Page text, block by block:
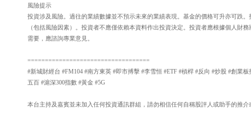
風險提示
投資涉及風險。過往的業績數據並不預示未來的業績表現。基金的價格可升亦可跌
（包括風險因素）。投資者不應僅依賴本資料作出投資決定。投資者應根據個人財
需要，應諮詢專業意見。
===================================
#新城財經台 #FM104 #南方東英 #即市搏擊 #李雪恒 #ETF #槓桿 #反向 #炒股 #創業
五百 #滬深300指數 #黃金 #5G
本台主持及嘉賓並未加入任何投資通訊群組，請勿相信任何自稱股評人或助手的推介